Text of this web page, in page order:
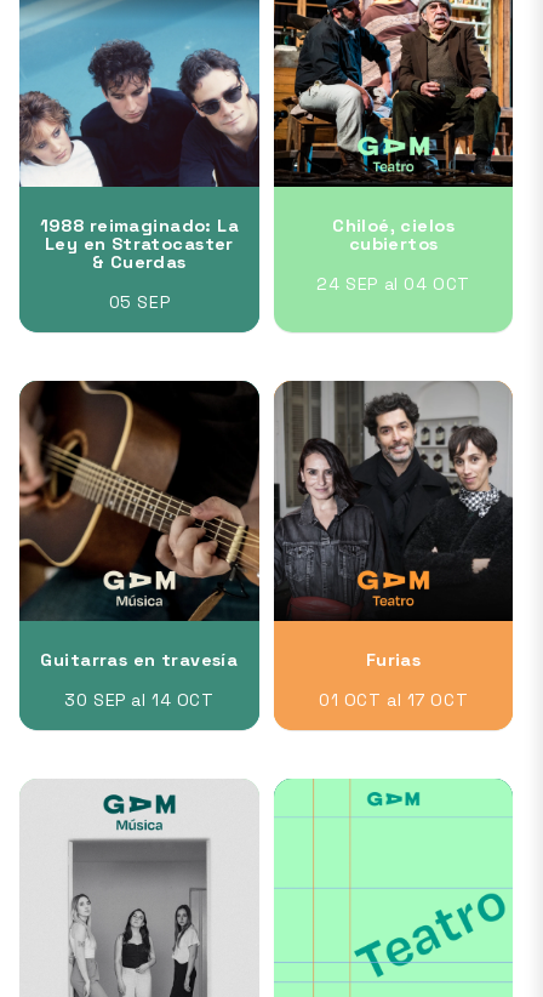
1988 reimaginado: La
Ley en Stratocaster
& Cuerdas
05 SEP
Chiloé, cielos
cubiertos
24 SEP al 04 OCT
Guitarras en travesía
30 SEP al 14 OCT
Furias
01 OCT al 17 OCT